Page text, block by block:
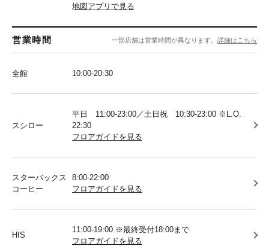
地図アプリで見る
営業時間 一部店舗は営業時間が異なります。 詳細はこちら
全館 10:00-20:30
スシロー
平日 11:00-23:00／土日祝 10:30-23:00 ※L.O.
22:30
フロアガイドを見る
スターバックス
コーヒー
8:00-22:00
フロアガイドを見る
HIS
11:00-19:00 ※最終受付18:00まで
フロアガイドを見る